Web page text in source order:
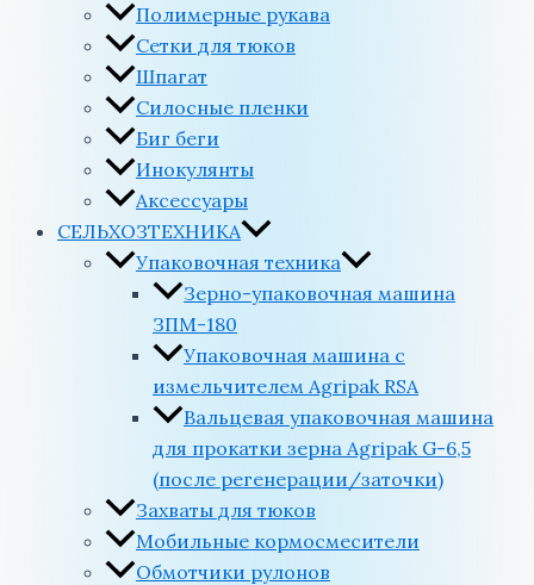
Полимерные рукава
Сетки для тюков
Шпагат
Силосные пленки
Биг беги
Инокулянты
Аксессуары
СЕЛЬХОЗТЕХНИКА
Упаковочная техника
Зерно-упаковочная машина
ЗПМ-180
Упаковочная машина с
измельчителем Agripak RSA
Вальцевая упаковочная машина
для прокатки зерна Agripak G-6,5
(после регенерации/заточки)
Захваты для тюков
Мобильные кормосмесители
Обмотчики рулонов